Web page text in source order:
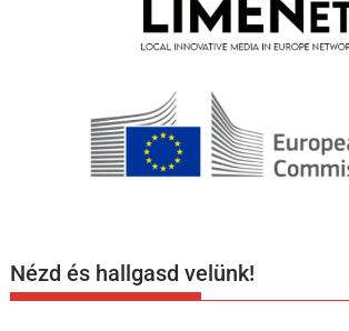
Nézd és hallgasd velünk!